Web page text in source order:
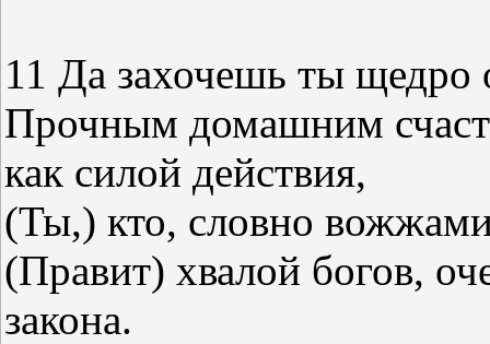
11 Да захочешь ты щедро
Прочным домашним
как силой действия,
(Ты,) кто, словно
(Правит) хвалой богов,
закона.